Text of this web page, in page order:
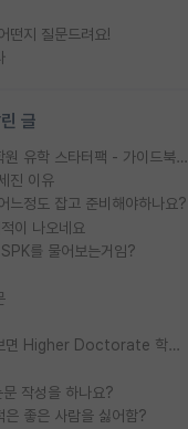
떤지 질문드려요!
글
[무료] 2026 미국 대학원 유학 스타터팩 - 가이드북 & 합격자 컨택메일 템플릿
진 이유
느정도 잡고 준비해야하나요?
이 나오네요
를 물어보는거임?
우리나라도 학구 열풍보면 Higher Doctorate 학위가 필요하다고 봅니다.
작성을 하나요?
은 좋은 사람을 싫어함?